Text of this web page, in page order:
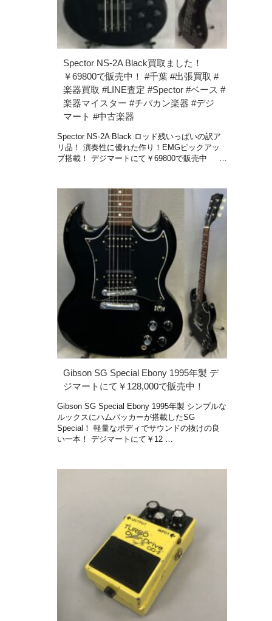
Spector NS-2A Black買取ました！
￥69800で販売中！ #千葉 #出張買取 #
楽器買取 #LINE査定 #Spector #ベース #
楽器マイスター #チバカン楽器 #デジ
マート #中古楽器
Spector NS-2A Black ロッド残いっぱいの訳ア
リ品！ 演奏性に優れた作り！EMGピックアッ
プ搭載！ デジマートにて￥69800で販売中 …
Gibson SG Special Ebony 1995年製 デ
ジマートにて￥128,000で販売中！
Gibson SG Special Ebony 1995年製 シンプルな
ルックスにハムバッカーが搭載したSG
Special！ 軽量なボディでサウンドの抜けの良
い一本！ デジマートにて￥12 …